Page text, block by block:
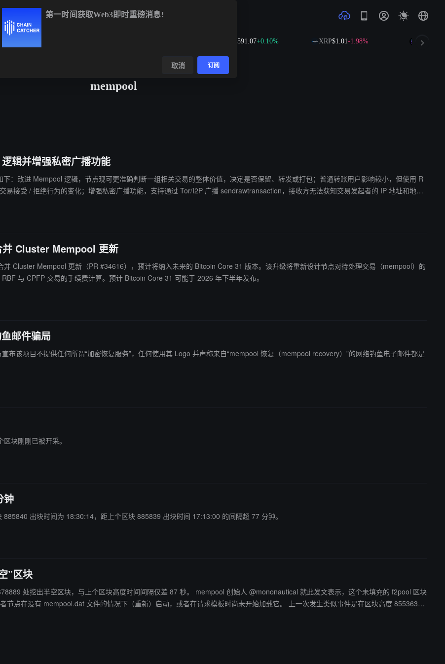
$591.07+0.10% XRP$1.01-1.98% SOL $73.25
mempool
辑并增强私密广播功能
：改进 Mempool 逻辑，节点现可更准确判断一组相关交易的整体价值，决定是否保留、转发或打包；普通转账用户影响较小，但使用 R
易接受 / 拒绝行为的变化；增强私密广播功能，支持通过 Tor/I2P 广播 sendrawtransaction，接收方无法获知交易发起者的 IP 地址和地理
Cluster Mempool 更新
Cluster Mempool 更新（PR #34616），预计将纳入未来的 Bitcoin Core 31 版本。该升级将重新设计节点对待处理交易（mempool）的
与 CPFP 交易的手续费计算。预计 Bitcoin Core 31 可能于 2026 年下半年发布。
邮件骗局
布该项目不提供任何所谓“加密恢复服务”，任何使用其 Logo 并声称来自“mempool 恢复（mempool recovery）”的网络钓鱼电子邮件都是
块刚刚已被开采。
钟
出块时间为 18:30:14，距上个区块 885839 出块时间 17:13:00 的间隔超 77 分钟。
”区块
间间隔仅差 87 秒。 mempool 创始人 @mononautical 就此发文表示，这个未填充的 f2pool 区块
文件的情况下（重新）启动，或者在请求模板时尚未开始加载它。 上一次发生类似事件是在区块高度 855363
第一时间获取Web3即时重磅消息!
取消 订阅